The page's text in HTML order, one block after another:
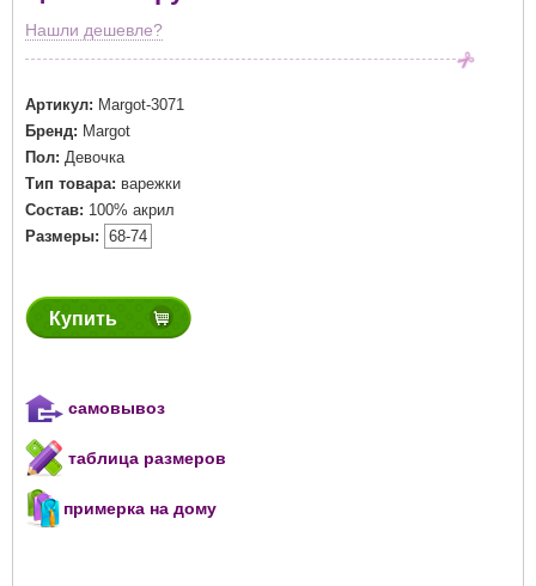
Нашли дешевле?
Артикул: Margot-3071
Бренд: Margot
Пол: Девочка
Тип товара: варежки
Состав: 100% акрил
Размеры: 68-74
Купить
самовывоз
таблица размеров
примерка на дому